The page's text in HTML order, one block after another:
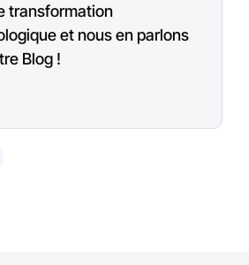
transformation
et nous en parlons
Blog !